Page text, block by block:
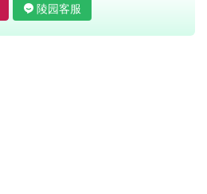
陵园客服